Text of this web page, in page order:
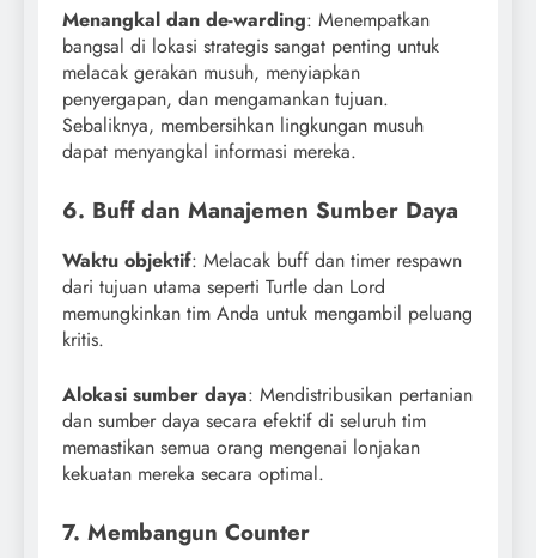
Menangkal dan de-warding: Menempatkan
bangsal di lokasi strategis sangat penting untuk
melacak gerakan musuh, menyiapkan
penyergapan, dan mengamankan tujuan.
Sebaliknya, membersihkan lingkungan musuh
dapat menyangkal informasi mereka.
6. Buff dan Manajemen Sumber Daya
Waktu objektif: Melacak buff dan timer respawn
dari tujuan utama seperti Turtle dan Lord
memungkinkan tim Anda untuk mengambil peluang
kritis.
Alokasi sumber daya: Mendistribusikan pertanian
dan sumber daya secara efektif di seluruh tim
memastikan semua orang mengenai lonjakan
kekuatan mereka secara optimal.
7. Membangun Counter